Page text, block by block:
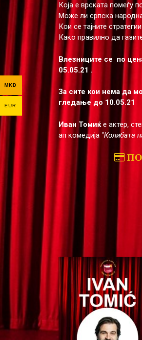
Која е врската помеѓу
Може ли српска
Кои се тајните
Како правилно да
Влезниците се по
05.05.21 .
За сите кои нема да
гледање до 10.05.21
Иван Томиќе актер,
ап комедија "Колибата
MKD
EUR